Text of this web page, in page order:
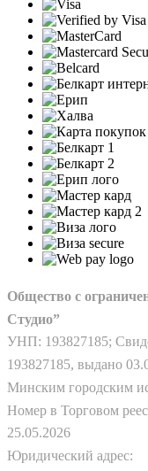
Общество с
Студио”
УНП: 193827185;
193827185, выдано
Минским городским
Номер в Торговом
25.05.2026
Юридический адрес: